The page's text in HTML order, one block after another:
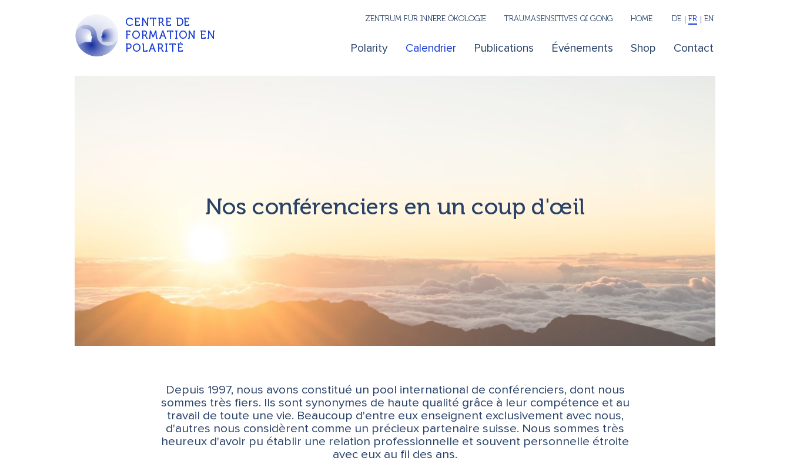
CENTRE DE
FORMATION EN
POLARITÉ
Polarity Calendrier Publications Événements Shop Contact
ZENTRUM FÜR INNERE ÖKOLOGIE TRAUMASENSITIVES QI GONG HOME DE FR EN
Nos conférenciers en un coup d'œil
Depuis 1997, nous avons constitué un pool international de conférenciers, dont nous
sommes très fiers. Ils sont synonymes de haute qualité grâce à leur compétence et au
travail de toute une vie. Beaucoup d'entre eux enseignent exclusivement avec nous,
d'autres nous considèrent comme un précieux partenaire suisse. Nous sommes très
heureux d'avoir pu établir une relation professionnelle et souvent personnelle étroite
avec eux au fil des ans.